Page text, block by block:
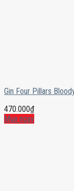
Gin Four Pillars
470.000₫
Mua ngay